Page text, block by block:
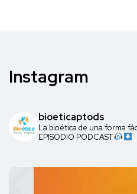
Instagram
bioeticaptods
La bioética de una forma
EPISODIO PODCAST